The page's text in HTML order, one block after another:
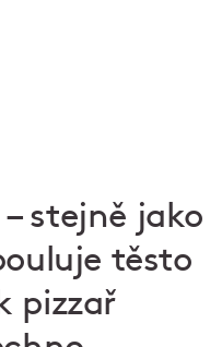
stejně jako
těsto
pizzař